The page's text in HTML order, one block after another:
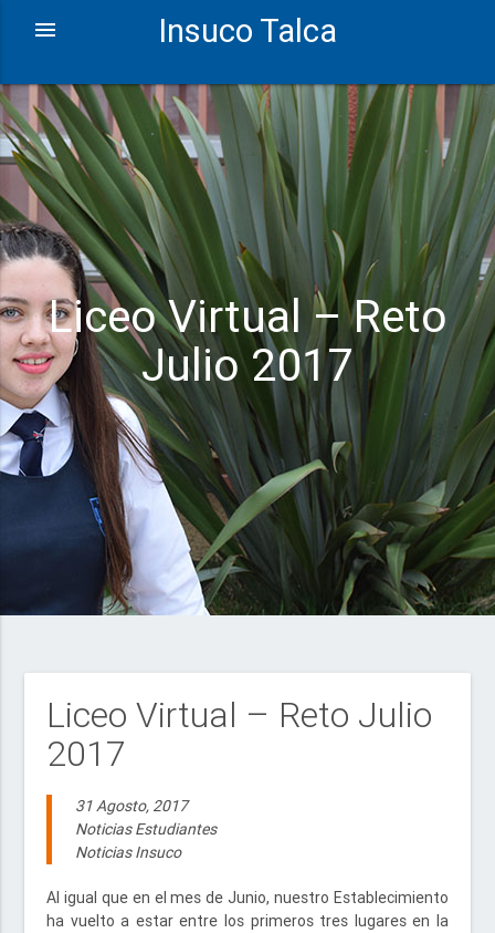
Insuco Talca
Liceo Virtual – Reto
Julio 2017
Liceo Virtual – Reto Julio
2017
31 Agosto, 2017
Noticias Estudiantes
Noticias Insuco
Al igual que en el mes de Junio, nuestro Establecimiento
ha vuelto a estar entre los primeros tres lugares en la